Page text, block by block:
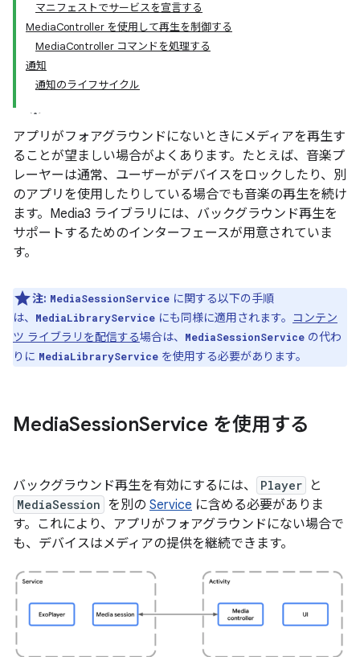
マニフェストでサービスを宣言する
MediaController を使用して再生を制御する
MediaController コマンドを処理する
通知
通知のライフサイクル
アプリがフォアグラウンドにないときにメディアを再生す
ることが望ましい場合がよくあります。たとえば、音楽プ
レーヤーは通常、ユーザーがデバイスをロックしたり、別
のアプリを使用したりしている場合でも音楽の再生を続け
ます。Media3 ライブラリには、バックグラウンド再生を
サポートするためのインターフェースが用意されていま
す。
注: MediaSessionService に関する以下の手順
は、
MediaLibraryService にも同様に適用されます。 コンテン
ツ ライブラリを配信する場合は、 MediaSessionService の代わ
りに MediaLibraryService を使用する必要があります。
MediaSessionService を使用する
バックグラウンド再生を有効にするには、 Player と
MediaSession を別の Service に含める必要がありま
す。これにより、アプリがフォアグラウンドにない場合で
も、デバイスはメディアの提供を継続できます。